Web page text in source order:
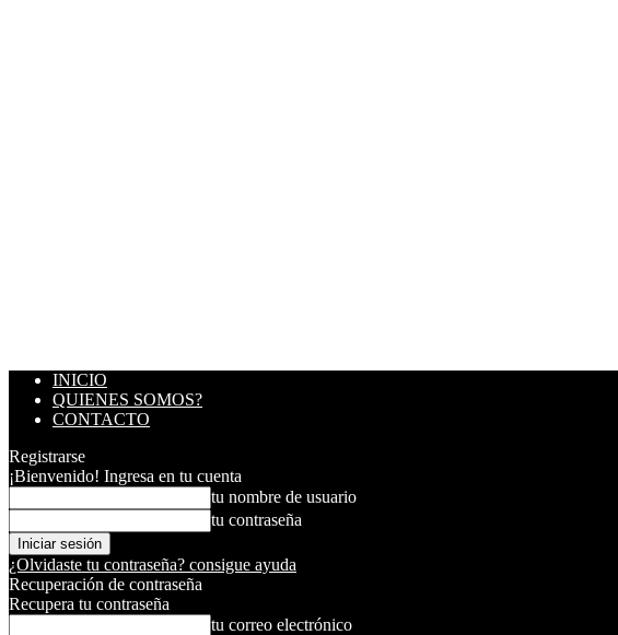
INICIO
QUIENES SOMOS?
CONTACTO
Registrarse
¡Bienvenido! Ingresa en tu cuenta
tu nombre de usuario
tu contraseña
¿Olvidaste tu contraseña? consigue ayuda
Recuperación de contraseña
Recupera tu contraseña
tu correo electrónico